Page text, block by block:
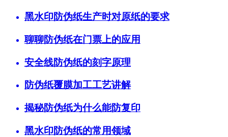
黑水印防伪纸生产时对原纸的要求
聊聊防伪纸在门票上的应用
安全线防伪纸的刻字原理
防伪纸覆膜加工工艺讲解
揭秘防伪纸为什么能防复印
黑水印防伪纸的常用领域